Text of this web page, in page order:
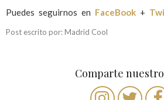
Puedes seguirnos en FaceBook +
Post escrito por: Madrid Cool
Comparte